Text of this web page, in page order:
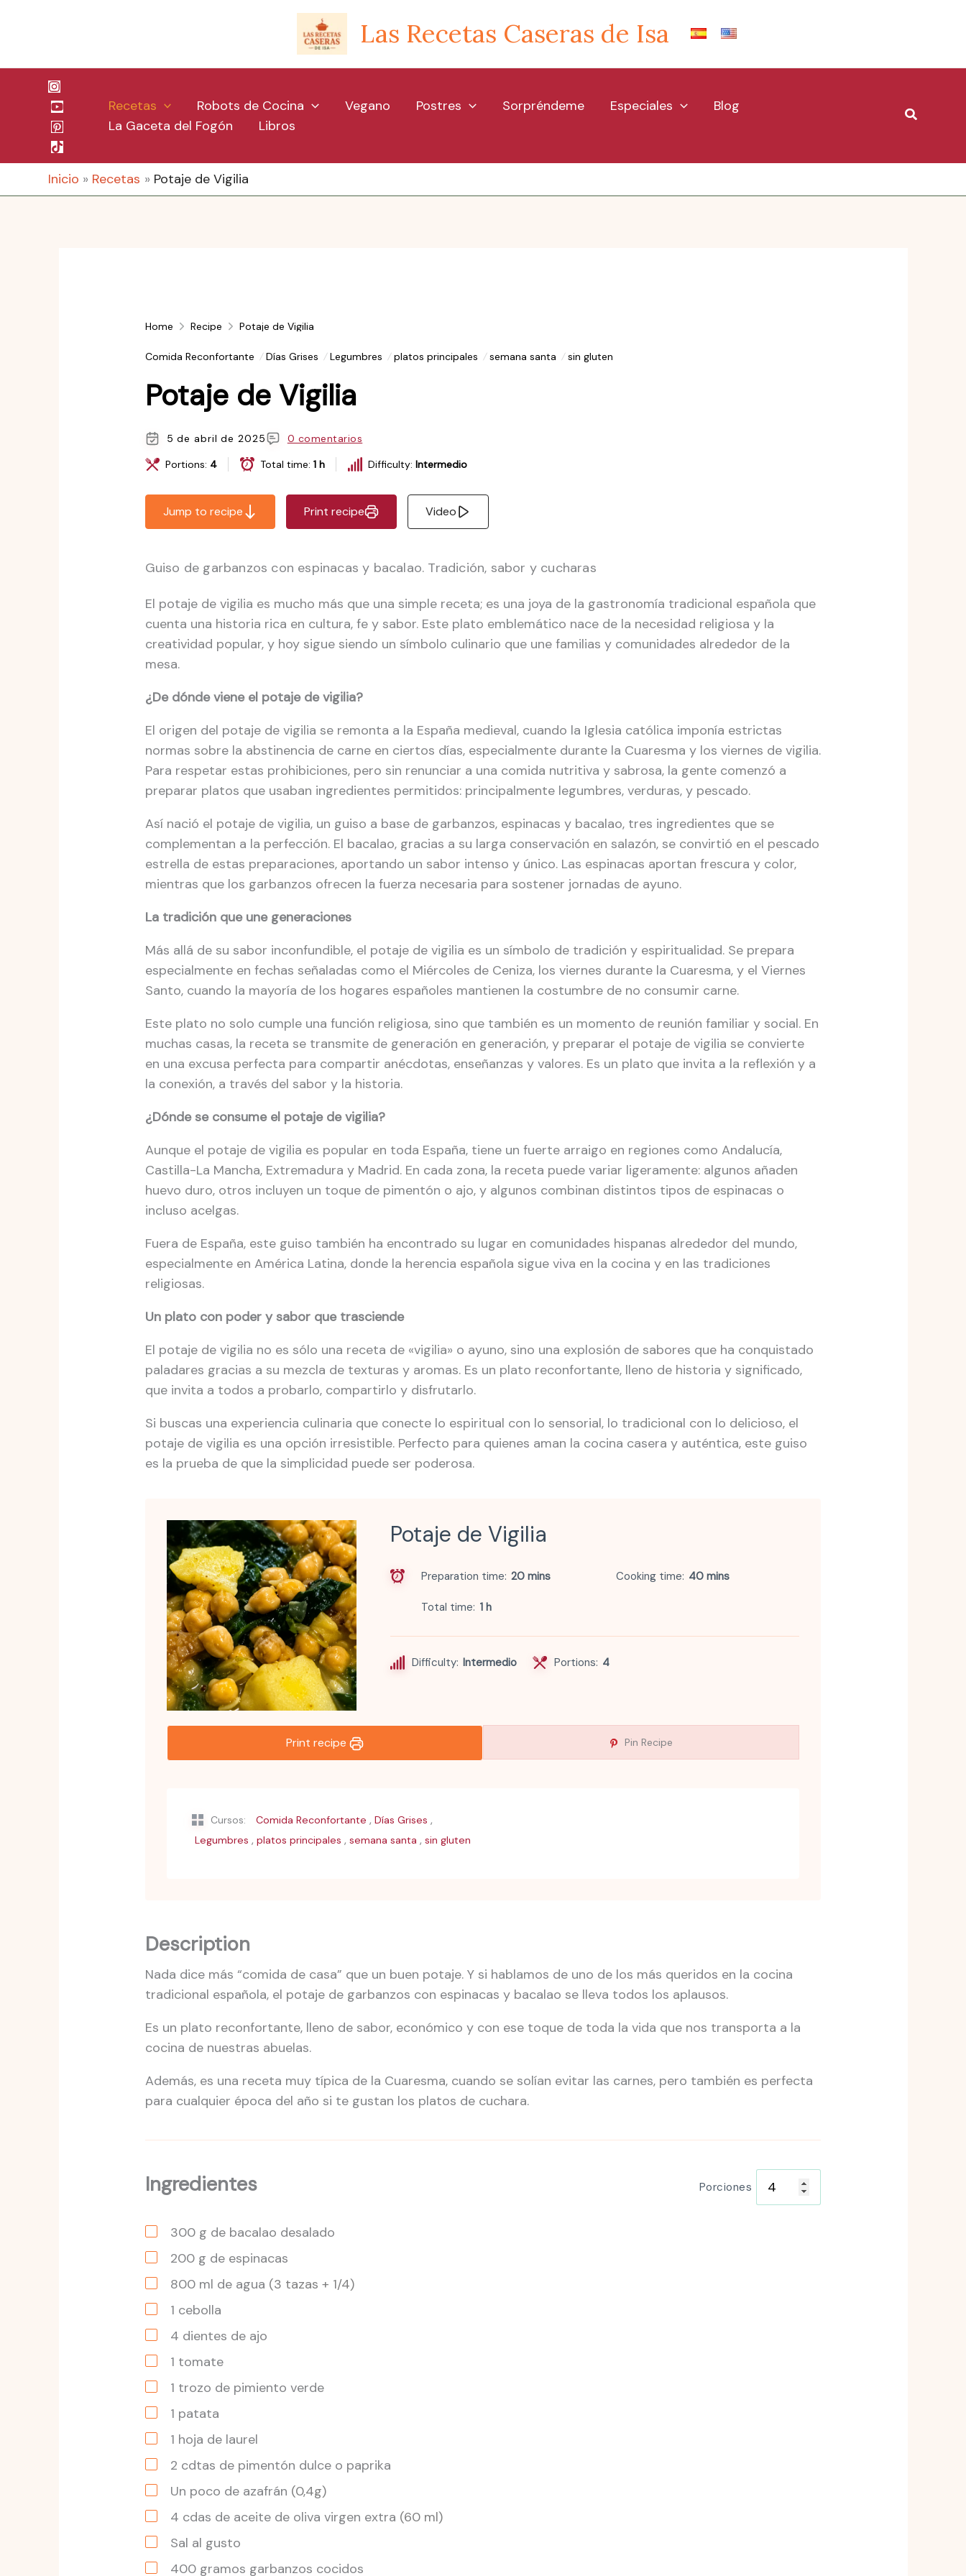
Las Recetas Caseras de Isa
Recetas Robots de Cocina Vegano Postres Sorpréndeme Especiales
Blog
La Gaceta del Fogón
Libros
Buscar
Inicio Recetas Potaje de Vigilia
Home Recipe Potaje de Vigilia
Comida Reconfortante Días Grises Legumbres platos principales semana santa sin gluten
Potaje de Vigilia
5 de abril de 2025
0 comentarios
Portions: 4 Total time: 1 h Difficulty: Intermedio
Jump to recipe Print recipe Video
Guiso de garbanzos con espinacas y bacalao. Tradición, sabor y cucharas
El potaje de vigilia es mucho más que una simple receta; es una joya de la gastronomía tradicional española que
cuenta una historia rica en cultura, fe y sabor. Este plato emblemático nace de la necesidad religiosa y la
creatividad popular, y hoy sigue siendo un símbolo culinario que une familias y comunidades alrededor de la
mesa.
¿De dónde viene el potaje de vigilia?
El origen del potaje de vigilia se remonta a la España medieval, cuando la Iglesia católica imponía estrictas
normas sobre la abstinencia de carne en ciertos días, especialmente durante la Cuaresma y los viernes de vigilia.
Para respetar estas prohibiciones, pero sin renunciar a una comida nutritiva y sabrosa, la gente comenzó a
preparar platos que usaban ingredientes permitidos: principalmente legumbres, verduras, y pescado.
Así nació el potaje de vigilia, un guiso a base de garbanzos, espinacas y bacalao, tres ingredientes que se
complementan a la perfección. El bacalao, gracias a su larga conservación en salazón, se convirtió en el pescado
estrella de estas preparaciones, aportando un sabor intenso y único. Las espinacas aportan frescura y color,
mientras que los garbanzos ofrecen la fuerza necesaria para sostener jornadas de ayuno.
La tradición que une generaciones
Más allá de su sabor inconfundible, el potaje de vigilia es un símbolo de tradición y espiritualidad. Se prepara
especialmente en fechas señaladas como el Miércoles de Ceniza, los viernes durante la Cuaresma, y el Viernes
Santo, cuando la mayoría de los hogares españoles mantienen la costumbre de no consumir carne.
Este plato no solo cumple una función religiosa, sino que también es un momento de reunión familiar y social. En
muchas casas, la receta se transmite de generación en generación, y preparar el potaje de vigilia se convierte
en una excusa perfecta para compartir anécdotas, enseñanzas y valores. Es un plato que invita a la reflexión y a
la conexión, a través del sabor y la historia.
¿Dónde se consume el potaje de vigilia?
Aunque el potaje de vigilia es popular en toda España, tiene un fuerte arraigo en regiones como Andalucía,
Castilla-La Mancha, Extremadura y Madrid. En cada zona, la receta puede variar ligeramente: algunos añaden
huevo duro, otros incluyen un toque de pimentón o ajo, y algunos combinan distintos tipos de espinacas o
incluso acelgas.
Fuera de España, este guiso también ha encontrado su lugar en comunidades hispanas alrededor del mundo,
especialmente en América Latina, donde la herencia española sigue viva en la cocina y en las tradiciones
religiosas.
Un plato con poder y sabor que trasciende
El potaje de vigilia no es sólo una receta de «vigilia» o ayuno, sino una explosión de sabores que ha conquistado
paladares gracias a su mezcla de texturas y aromas. Es un plato reconfortante, lleno de historia y significado,
que invita a todos a probarlo, compartirlo y disfrutarlo.
Si buscas una experiencia culinaria que conecte lo espiritual con lo sensorial, lo tradicional con lo delicioso, el
potaje de vigilia es una opción irresistible. Perfecto para quienes aman la cocina casera y auténtica, este guiso
es la prueba de que la simplicidad puede ser poderosa.
Potaje de Vigilia
Preparation time 20 mins Cooking time 40 mins
Total time 1 h
Difficulty: Intermedio Portions: 4
Print recipe Pin Recipe
Cursos: Comida Reconfortante , Días Grises ,
Legumbres , platos principales , semana santa , sin gluten
Description
Nada dice más “comida de casa” que un buen potaje. Y si hablamos de uno de los más queridos en la cocina
tradicional española, el potaje de garbanzos con espinacas y bacalao se lleva todos los aplausos.
Es un plato reconfortante, lleno de sabor, económico y con ese toque de toda la vida que nos transporta a la
cocina de nuestras abuelas.
Además, es una receta muy típica de la Cuaresma, cuando se solían evitar las carnes, pero también es perfecta
para cualquier época del año si te gustan los platos de cuchara.
Ingredientes Porciones
300 g de bacalao desalado
200 g de espinacas
800 ml de agua (3 tazas + 1/4)
1 cebolla
4 dientes de ajo
1 tomate
1 trozo de pimiento verde
1 patata
1 hoja de laurel
2 cdtas de pimentón dulce o paprika
Un poco de azafrán (0,4g)
4 cdas de aceite de oliva virgen extra (60 ml)
Sal al gusto
400 gramos garbanzos cocidos